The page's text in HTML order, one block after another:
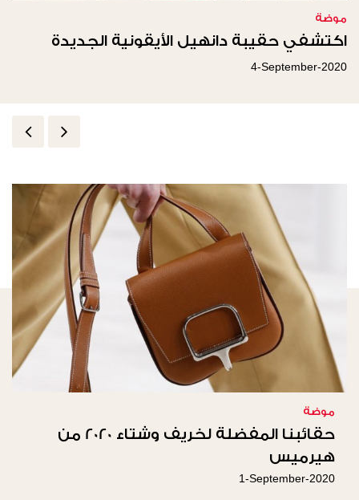
موضة
اكتشفي حقيبة دانهيل الأيقونية الجديدة
4-September-2020
موضة
حقائبنا المفضلة لخريف وشتاء 2020 من
هيرميس
1-September-2020